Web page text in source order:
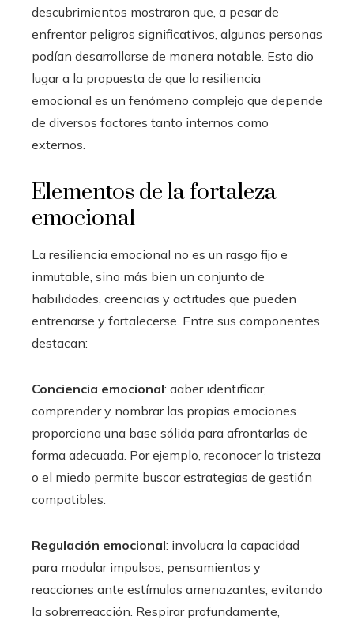
descubrimientos mostraron que, a pesar de
enfrentar peligros significativos, algunas personas
podían desarrollarse de manera notable. Esto dio
lugar a la propuesta de que la resiliencia
emocional es un fenómeno complejo que depende
de diversos factores tanto internos como
externos.
Elementos de la fortaleza
emocional
La resiliencia emocional no es un rasgo fijo e
inmutable, sino más bien un conjunto de
habilidades, creencias y actitudes que pueden
entrenarse y fortalecerse. Entre sus componentes
destacan:
Conciencia emocional: aaber identificar,
comprender y nombrar las propias emociones
proporciona una base sólida para afrontarlas de
forma adecuada. Por ejemplo, reconocer la tristeza
o el miedo permite buscar estrategias de gestión
compatibles.
Regulación emocional: involucra la capacidad
para modular impulsos, pensamientos y
reacciones ante estímulos amenazantes, evitando
la sobrerreacción. Respirar profundamente,